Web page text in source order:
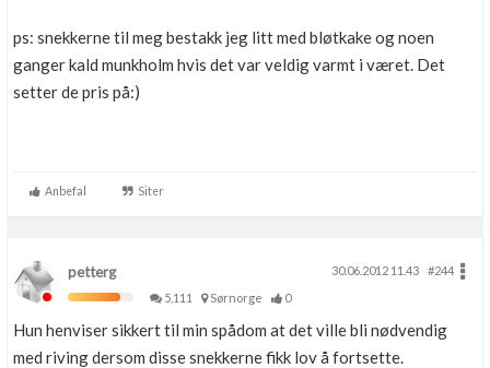
ps: snekkerne til meg bestakk jeg litt med bløtkake og noen
ganger kald munkholm hvis det var veldig varmt i været. Det
setter de pris på:)
Anbefal Siter
petterg 30.06.2012 11.43
#244
5,111
Sørnorge 0
Hun henviser sikkert til min spådom at det ville bli nødvendig
med riving dersom disse snekkerne fikk lov å fortsette.